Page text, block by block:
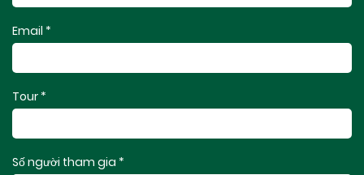
Email *
Tour *
Số người tham gia *